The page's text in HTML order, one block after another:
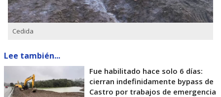
Cedida
Lee también...
Fue habilitado hace solo 6 días:
cierran indefinidamente bypass de
Castro por trabajos de emergencia